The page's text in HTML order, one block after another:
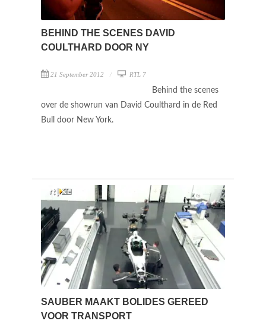
BEHIND THE SCENES DAVID
COULTHARD DOOR NY
21 September 2012 RTL 7
Behind the scenes
over de showrun van David Coulthard in de Red
Bull door New York.
SAUBER MAAKT BOLIDES GEREED
VOOR TRANSPORT